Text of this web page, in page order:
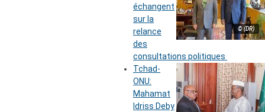
© (DR)
échangent
sur la
relance
des
consultations politiques
Tchad-
ONU:
Mahamat
Idriss Deby